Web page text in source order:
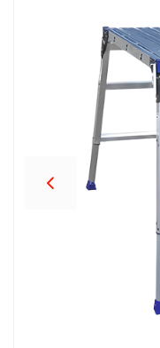
შეთავაზებები ბრენდები
სოც.